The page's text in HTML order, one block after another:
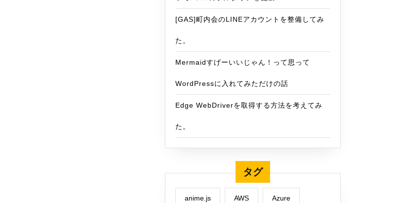
[GAS]町内会のLINEアカウントを整備してみ
た。
Mermaidすげーいいじゃん！って思って
WordPressに入れてみただけの話
Edge WebDriverを取得する方法を考えてみ
た。
タグ
anime.js AWS Azure